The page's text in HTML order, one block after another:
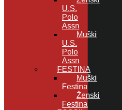
U.S.
Polo
Assn
Muški
U.S.
Polo
Assn
FESTINA
Muški
Festina
Ženski
Festina